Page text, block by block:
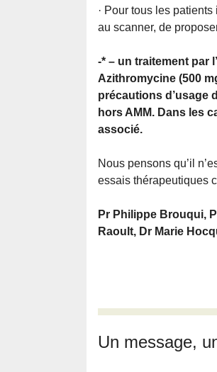
· Pour tous les
au scanner, de
-* – un traitement par
Azithromycine (500
précautions d’usage
hors AMM. Dans les
associé.
Nous pensons qu’il
essais thérapeutiques
Pr Philippe Brouqui,
Raoult, Dr Marie
Un message,